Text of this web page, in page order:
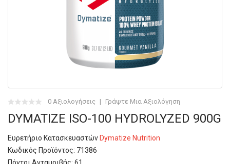
0 Αξιολογήσεις Γράψτε Μια Αξιολόγηση
DYMATIZE ISO-100 HYDROLYZED 900G
Ευρετήριο Κατασκευαστών Dymatize Nutrition
Κωδικός Προϊόντος: 71386